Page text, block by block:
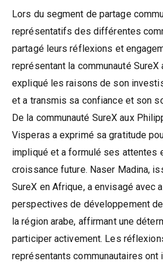
Lors du segment de partage
représentatifs des différentes
partagé leurs réflexions et
représentant la communauté SureX
expliqué les raisons de son
et a transmis sa confiance et son
De la communauté SureX aux
Visperas a exprimé sa gratitude
impliqué et a formulé ses attentes
croissance future. Naser Madina,
SureX en Afrique, a envisagé avec
perspectives de développement
la région arabe, affirmant une
participer activement. Les
représentants communautaires ont